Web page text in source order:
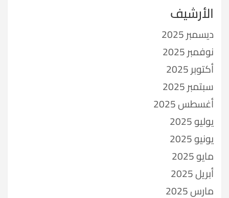
الأرشيف
ديسمبر 2025
نوفمبر 2025
أكتوبر 2025
سبتمبر 2025
أغسطس 2025
يوليو 2025
يونيو 2025
مايو 2025
أبريل 2025
مارس 2025